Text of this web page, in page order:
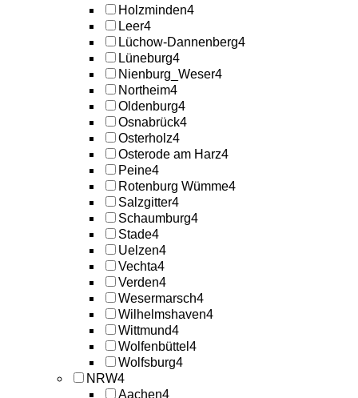
Holzminden4
Leer4
Lüchow-Dannenberg4
Lüneburg4
Nienburg_Weser4
Northeim4
Oldenburg4
Osnabrück4
Osterholz4
Osterode am Harz4
Peine4
Rotenburg Wümme4
Salzgitter4
Schaumburg4
Stade4
Uelzen4
Vechta4
Verden4
Wesermarsch4
Wilhelmshaven4
Wittmund4
Wolfenbüttel 4
Wolfsburg4
NRW4
Aachen4